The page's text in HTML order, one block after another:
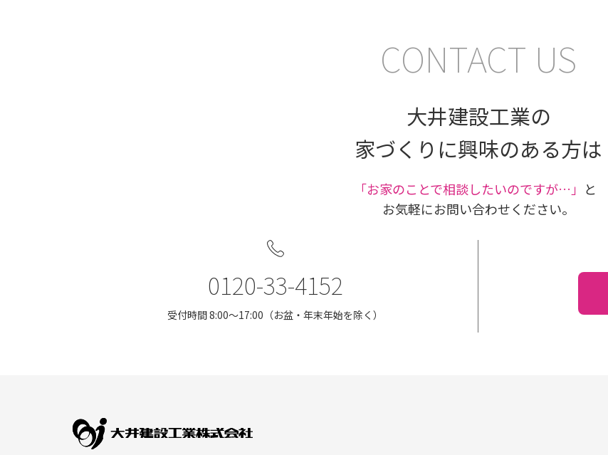
CONTACT US
大井建設工業の
家づくりに興味のある方は
｢お家のことで相談したいのですが…」 と
お気軽にお問い合わせください。
0120-33-4152
受付時間 8:00〜17:00（お盆・年末年始を除く）